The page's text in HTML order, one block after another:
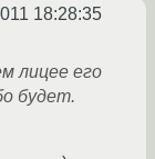
18:28:35
лицее его
будет.